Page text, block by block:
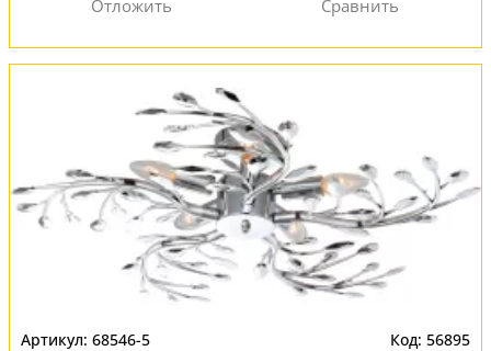
68546-5 56895